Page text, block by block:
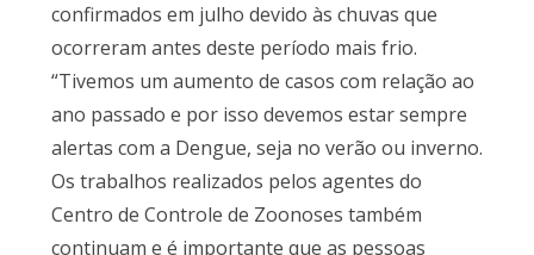
confirmados em julho devido às chuvas que
ocorreram antes deste período mais frio.
“Tivemos um aumento de casos com relação ao
ano passado e por isso devemos estar sempre
alertas com a Dengue, seja no verão ou inverno.
Os trabalhos realizados pelos agentes do
Centro de Controle de Zoonoses também
continuam e é importante que as pessoas